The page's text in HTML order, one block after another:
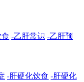
-乙肝常识 -乙肝预
-肝硬化饮食 -肝硬化